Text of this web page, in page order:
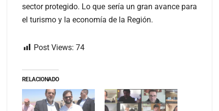
sector protegido. Lo que sería un gran avance para
el turismo y la economía de la Región.
Post Views: 74
RELACIONADO